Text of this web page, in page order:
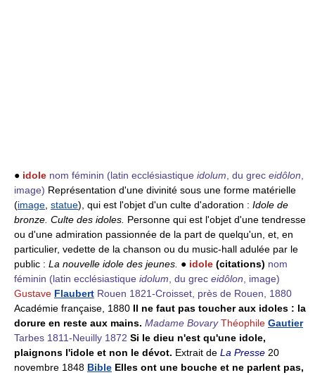
● idole nom féminin (latin ecclésiastique idolum , du grec eidôlon
image) Représentation d'une divinité sous une forme matérielle
(image statue), qui est l'objet d'un culte d'adoration : Idole de
bronze. Culte des idoles. Personne qui est l'objet d'une tendresse
ou d'une admiration passionnée de la part de quelqu'un, et, en
particulier, vedette de la chanson ou du music-hall adulée par le
public : La nouvelle idole des jeunes. ● idole (citations) nom
féminin (latin ecclésiastique idolum , du grec eidôlon , image)
Gustave Flaubert Rouen 1821-Croisset, près de Rouen, 1880
Académie française, 1880 Il ne faut pas toucher aux idoles : la
dorure en reste aux mains. Madame Bovary Théophile Gautier
Tarbes 1811-Neuilly 1872 Si le dieu n'est qu'une idole,
plaignons l'idole et non le dévot. Extrait de La Presse 20
novembre 1848 Bible Elles ont une bouche et ne parlent pas,